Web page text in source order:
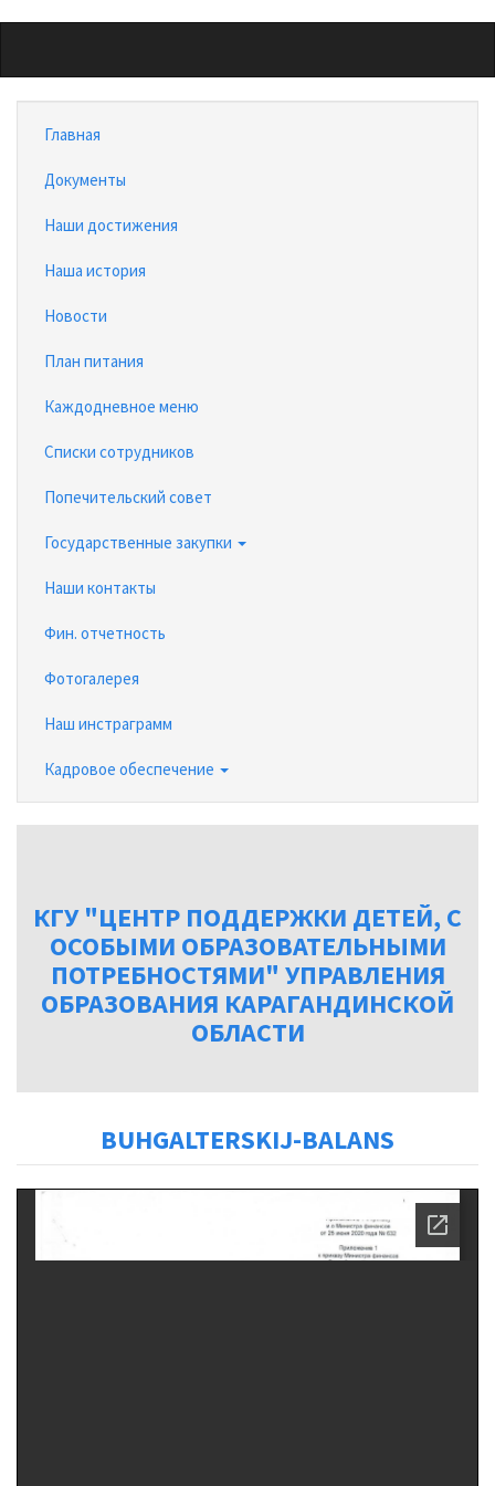
основному
содержанию
Главная
Документы
Наши достижения
Наша история
Новости
План питания
Каждодневное меню
Списки сотрудников
Попечительский совет
Государственные закупки
Наши контакты
Фин. отчетность
Фотогалерея
Наш инстраграмм
Кадровое обеспечение
КГУ "ЦЕНТР ПОДДЕРЖКИ ДЕТЕЙ, С
ОСОБЫМИ ОБРАЗОВАТЕЛЬНЫМИ
ПОТРЕБНОСТЯМИ" УПРАВЛЕНИЯ
ОБРАЗОВАНИЯ КАРАГАНДИНСКОЙ
ОБЛАСТИ
BUHGALTERSKIJ-BALANS